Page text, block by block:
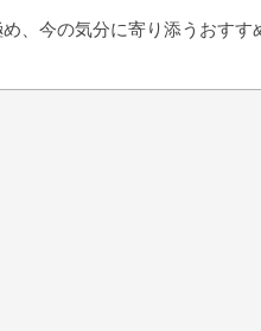
、今の気分に寄り添うおすす